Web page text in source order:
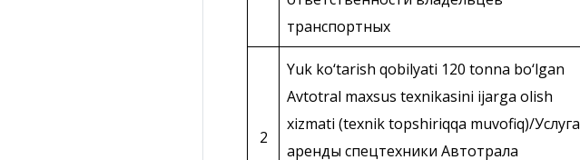
транспортных
2
Yuk ko‘tarish qobilyati 120 tonna bo‘lgan
Avtotral maxsus texnikasini ijarga olish
xizmati (texnik topshiriqqa muvofiq)/Услуга
аренды спецтехники Автотрала